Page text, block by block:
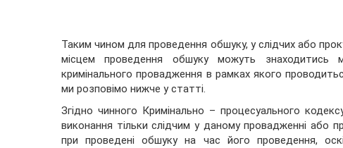
Таким чином для проведення обшуку, у слідчих або
місцем проведення обшуку можуть
кримінального провадження в рамках якого
ми розповімо нижче у статті.
Згідно чинного Кримінально – процесуального
виконання тільки слідчим у даному провадженні або
при проведені обшуку на час його проведення,